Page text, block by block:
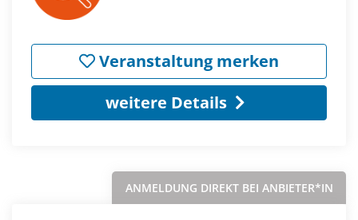
Veranstaltung merken
weitere Details
ANMELDUNG DIREKT BEI ANBIETER*IN